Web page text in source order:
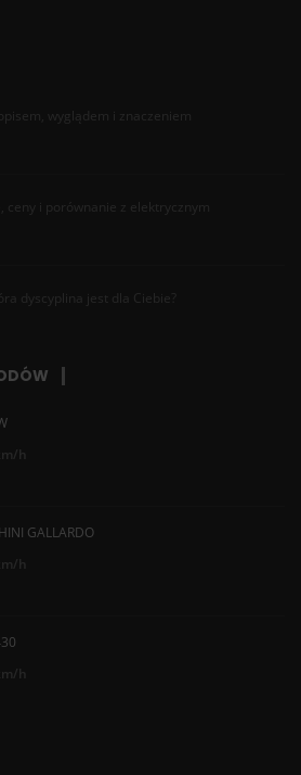
wyglądem i znaczeniem
i porównanie z elektrycznym
dyscyplina jest dla Ciebie?
h
GALLARDO
h
h